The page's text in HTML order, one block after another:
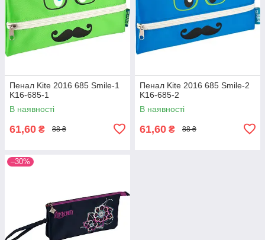
Пенал Kite 2016 685 Smile-1
K16-685-1
В наявності
61,60 ₴ 88 ₴
Пенал Kite 2016 685 Smile-2
K16-685-2
В наявності
61,60 ₴ 88 ₴
–30%